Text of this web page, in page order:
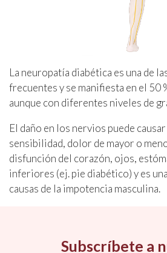
La neuropatía diabética es una de
frecuentes y se manifiesta en el 50
aunque con diferentes niveles de
El daño en los nervios puede
sensibilidad, dolor de mayor o
disfunción del corazón, ojos,
inferiores (ej. pie diabético) y es
causas de la impotencia masculina.
Subscríbete a